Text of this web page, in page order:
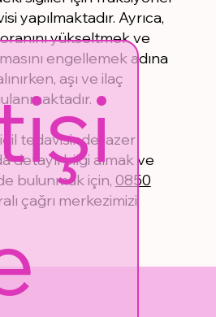
yapılmaktadır. Ayrıca,
yükseltmek ve
engellemek adına
aşı ve ilaç
tedavisinde lazer
detaylı bilgi almak ve
bulunmak için, 0850
çağrı merkezimizi